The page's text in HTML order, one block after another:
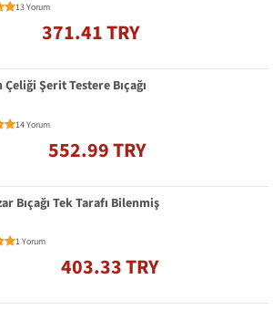
13 Yorum
371.41 TRY
Şerit Testere Bıçağı
14 Yorum
552.99 TRY
Bıçağı Tek Tarafı Bilenmiş
1 Yorum
403.33 TRY